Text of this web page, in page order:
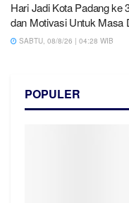
Hari Jadi Kota Padang ke
dan Motivasi Untuk Masa
SABTU, 08/8/26 | 04:28 WIB
POPULER